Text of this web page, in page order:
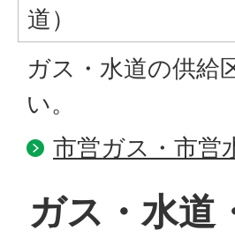
道）
ガス・水道の供給
い。
市営ガス・市営
ガス・水道